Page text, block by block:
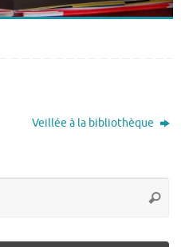
Veillée à la bibliothèque